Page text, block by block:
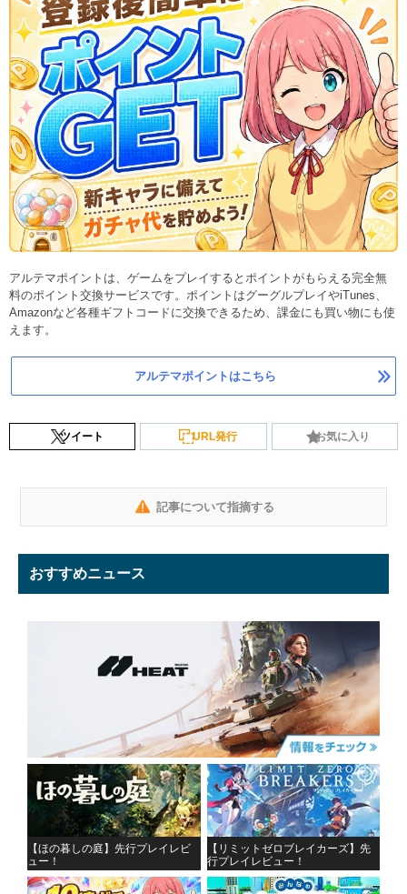
アルテマポイントは、ゲームをプレイするとポイントがもらえる完全無
料のポイント交換サービスです。ポイントはグーグルプレイやiTunes、
Amazonなど各種ギフトコードに交換できるため、課金にも買い物にも使
えます。
アルテマポイントはこちら
ツイート URL発行 お気に入り
記事について指摘する
おすすめニュース
【ほの暮しの庭】先行プレイレビ
ュー！
【リミットゼロブレイカーズ】先
行プレイレビュー！